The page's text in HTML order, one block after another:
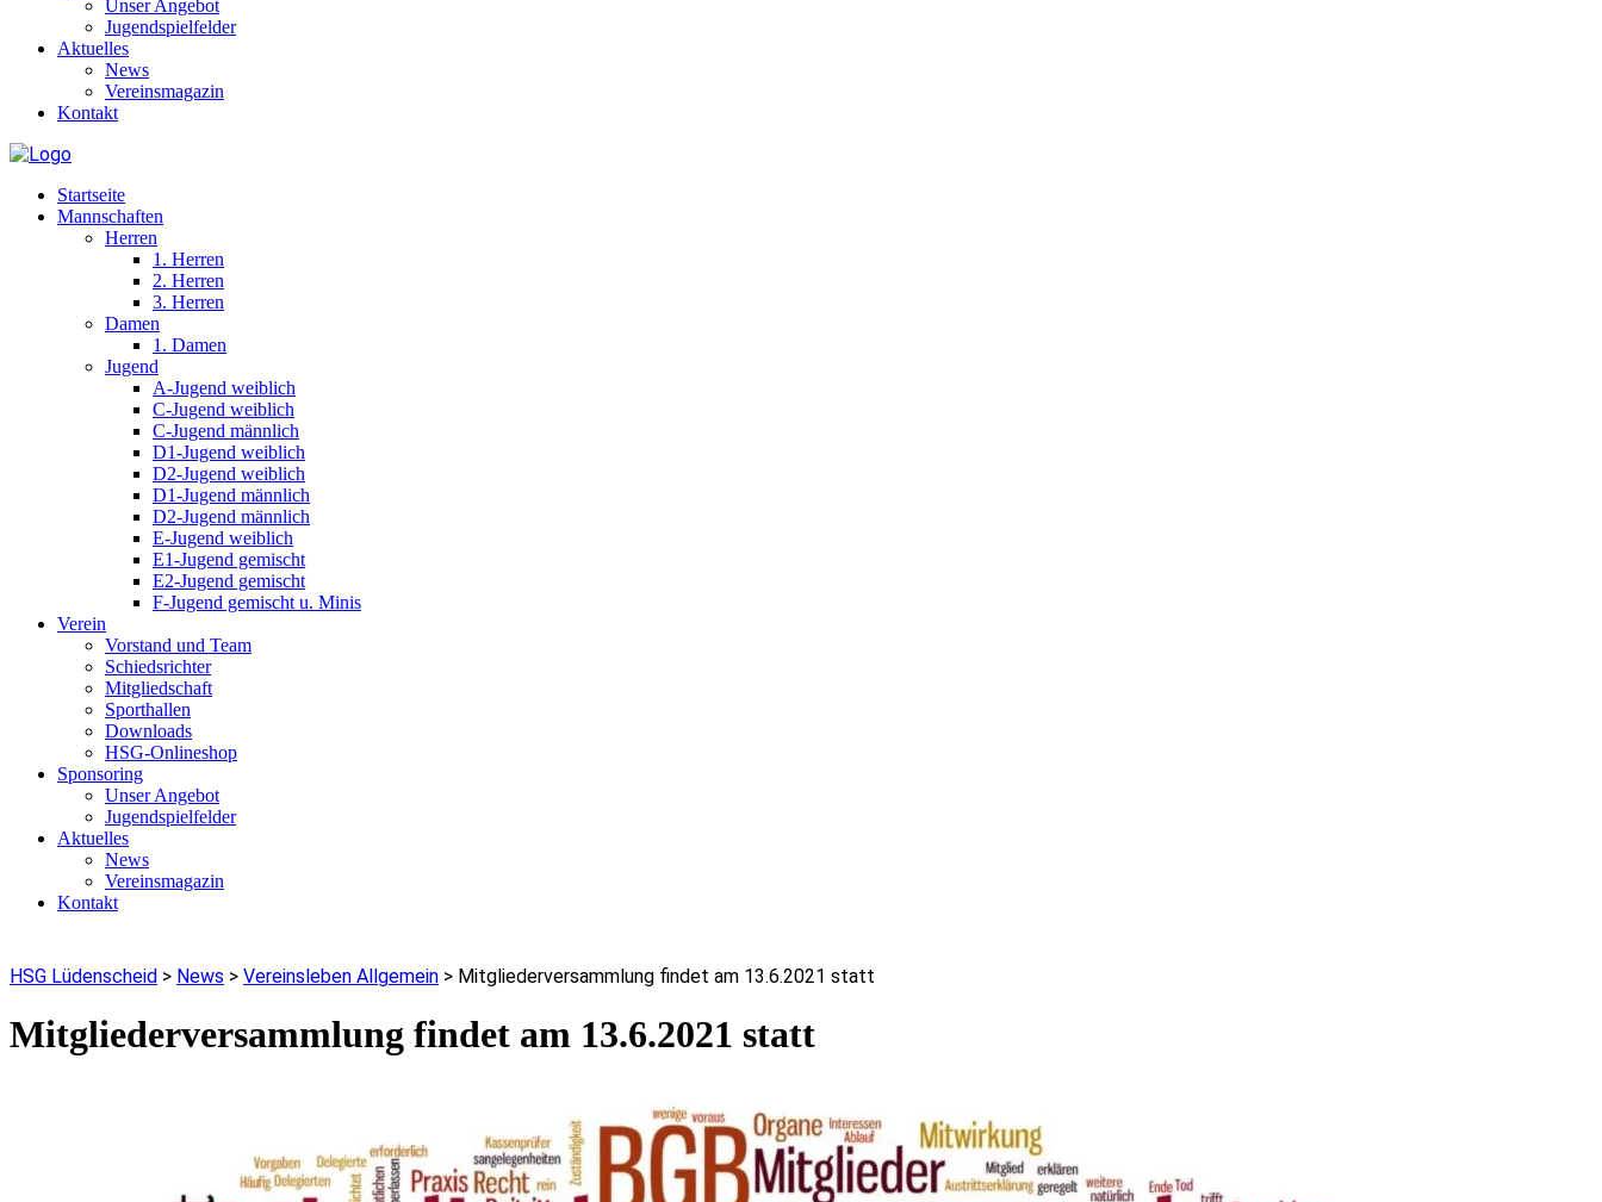
Unser Angebot
Jugendspielfelder
Aktuelles
News
Vereinsmagazin
Kontakt
Startseite
Mannschaften
Herren
1. Herren
2. Herren
3. Herren
Damen
1. Damen
Jugend
A-Jugend weiblich
C-Jugend weiblich
C-Jugend männlich
D1-Jugend weiblich
D2-Jugend weiblich
D1-Jugend männlich
D2-Jugend männlich
E-Jugend weiblich
E1-Jugend gemischt
E2-Jugend gemischt
F-Jugend gemischt u. Minis
Verein
Vorstand und Team
Schiedsrichter
Mitgliedschaft
Sporthallen
Downloads
HSG-Onlineshop
Sponsoring
Unser Angebot
Jugendspielfelder
Aktuelles
News
Vereinsmagazin
Kontakt
HSG Lüdenscheid > News > Vereinsleben Allgemein > Mitgliederversammlung findet am 13.6.2021 statt
Mitgliederversammlung findet am 13.6.2021 statt